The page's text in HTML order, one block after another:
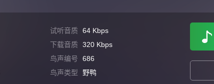
试听音质 64 Kbps
下载音质 320 Kbps
鸟声编号
686
鸟声类型 野鸭